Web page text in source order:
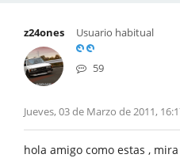
z24ones Usuario habitual
59
Jueves, 03 de Marzo de 2011,
hola amigo como estas ,